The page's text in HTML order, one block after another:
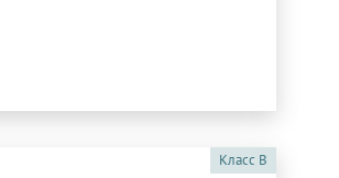
Класс B